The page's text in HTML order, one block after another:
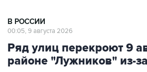
В РОССИИ
00:05, 9 августа 2026
Ряд улиц перекроют 9
районе "Лужников" из-